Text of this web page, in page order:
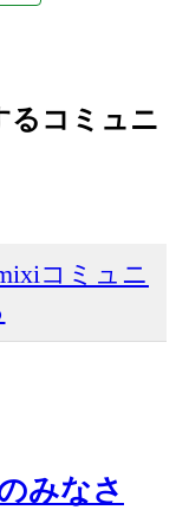
るコミュニ
コミュニ
みなさ